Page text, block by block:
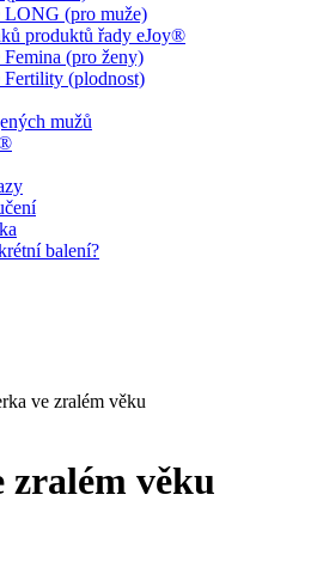
(pro muže)
produktů řady eJoy®
(pro ženy)
(plodnost)
mužů
balení?
ve zralém věku
zralém věku